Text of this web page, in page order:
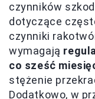
czynników
dotyczące
czynniki
wymagają
co sześć
stężenie
Dodatkowo, w